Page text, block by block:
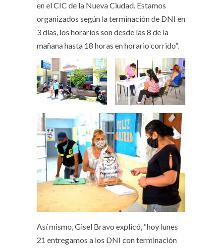
en el CIC de la Nueva Ciudad. Estamos
organizados según la terminación de DNI en
3 días, los horarios son desde las 8 de la
mañana hasta 18 horas en horario corrido”.
Así mismo, Gisel Bravo explicó, “hoy lunes
21 entregamos a los DNI con terminación